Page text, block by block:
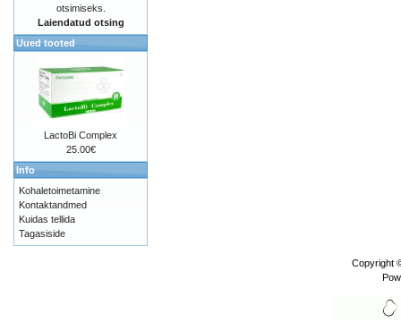
otsimiseks.
Laiendatud otsing
Uued tooted
LactoBi Complex
25.00€
Info
Kohaletoimetamine
Kontaktandmed
Kuidas tellida
Tagasiside
Copyright